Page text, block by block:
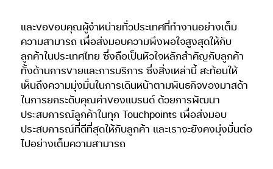
และขอขอบคุณผู้จำหน่ายทั่วประเทศที่ทำงานอย่างเต็ม
ความสามารถ เพื่อส่งมอบความพึงพอใจสูงสุดให้กับ
ลูกค้าในประเทศไทย ซึ่งถือเป็นหัวใจหลักสำคัญกับลูกค้า
ทั้งด้านการขายและการบริการ ซึ่งสิ่งเหล่านี้ สะท้อนให้
เห็นถึงความมุ่งมั่นในการเดินหน้าตามพันธกิจของมาสด้า
ในการยกระดับคุณค่าของแบรนด์ ด้วยการพัฒนา
ประสบการณ์ลูกค้าในทุก Touchpoints เพื่อส่งมอบ
ประสบการณ์ที่ดีที่สุดให้กับลูกค้า และเราจะยังคงมุ่งมั่นต่อ
ไปอย่างเต็มความสามารถ